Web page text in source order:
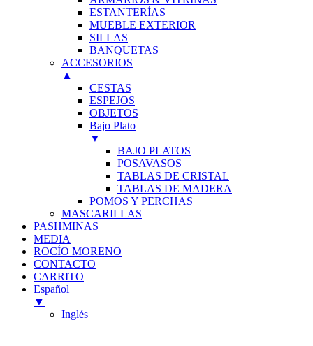
ESTANTERÍAS
MUEBLE EXTERIOR
SILLAS
BANQUETAS
ACCESORIOS
▲
CESTAS
ESPEJOS
OBJETOS
Bajo Plato
▼
BAJO PLATOS
POSAVASOS
TABLAS DE CRISTAL
TABLAS DE MADERA
POMOS Y PERCHAS
MASCARILLAS
PASHMINAS
MEDIA
ROCÍO MORENO
CONTACTO
CARRITO
Español
▼
Inglés